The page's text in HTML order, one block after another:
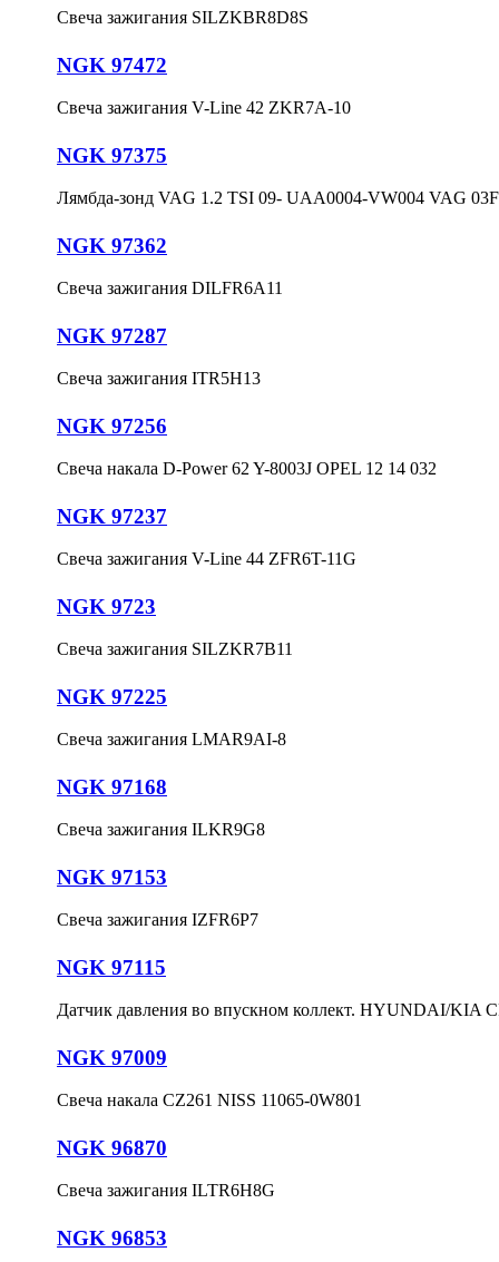
Свеча зажигания SILZKBR8D8S
NGK 97472
Свеча зажигания V-Line 42 ZKR7A-10
NGK 97375
Лямбда-зонд VAG 1.2 TSI 09- UAA0004-VW004 VAG
NGK 97362
Свеча зажигания DILFR6A11
NGK 97287
Свеча зажигания ITR5H13
NGK 97256
Свеча накала D-Power 62 Y-8003J OPEL 12 14 032
NGK 97237
Свеча зажигания V-Line 44 ZFR6T-11G
NGK 9723
Свеча зажигания SILZKR7B11
NGK 97225
Свеча зажигания LMAR9AI-8
NGK 97168
Свеча зажигания ILKR9G8
NGK 97153
Свеча зажигания IZFR6P7
NGK 97115
Датчик давления во впускном коллект. HYUNDAI/KIA
NGK 97009
Свеча накала CZ261 NISS 11065-0W801
NGK 96870
Свеча зажигания ILTR6H8G
NGK 96853